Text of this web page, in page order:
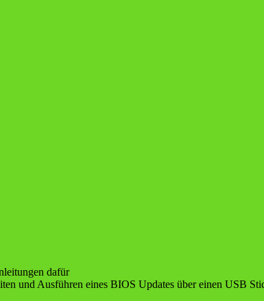
dafür
und Ausführen eines BIOS Updates über einen USB